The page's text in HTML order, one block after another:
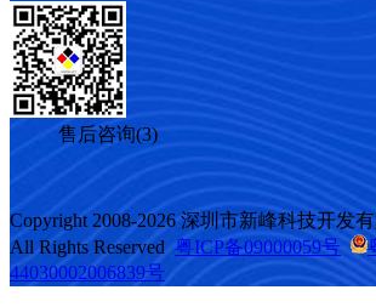
售后咨询(3)
Copyright 2008-2026 深圳市新峰科技开发
All Rights Reserved 粤ICP备09000059号
44030002006839号